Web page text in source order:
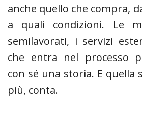
anche quello che compra,
a quali condizioni. Le
semilavorati, i servizi
che entra nel processo
con sé una storia. E quella
più, conta.